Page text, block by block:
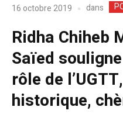
16 octobre 2019 dans
Ridha Chiheb
Saïed
rôle de
historique,